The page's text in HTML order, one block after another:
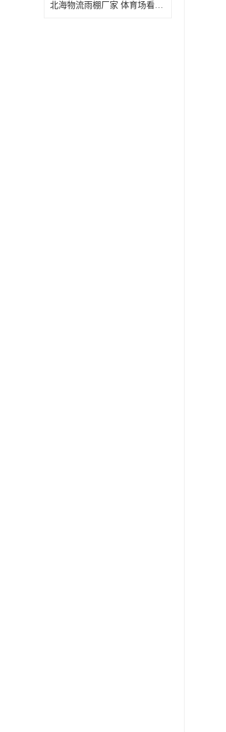
北海物流雨棚厂家 体育场看台雨棚 价格优惠